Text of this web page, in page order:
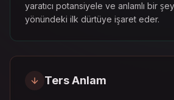
yaratıcı potansiyele ve anlamlı bir
yönündeki ilk dürtüye işaret eder.
Ters Anlam